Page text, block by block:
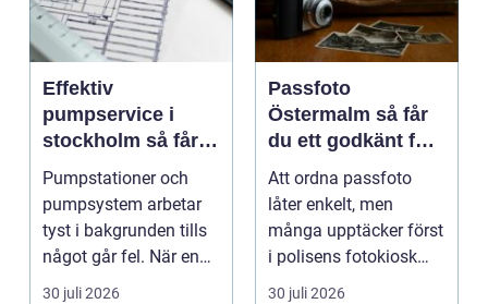
Effektiv
pumpservice i
stockholm så får
du driftsäkra
anläggningar året
runt
Pumpstationer och
pumpsystem arbetar
tyst i bakgrunden tills
något går fel. När en
pump stannar hand...
30 juli 2026
Passfoto
Östermalm så får
du ett godkänt foto
utan stress
Att ordna passfoto
låter enkelt, men
många upptäcker först
i polisens fotokiosk
eller hos fotografen...
30 juli 2026